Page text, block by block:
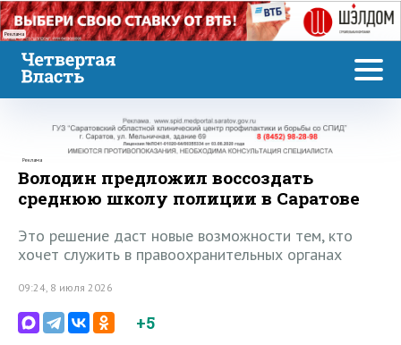
Реклама
Реклама
Володин предложил воссоздать
среднюю школу полиции в Саратове
Это решение даст новые возможности тем, кто
хочет служить в правоохранительных органах
09:24, 8 июля 2026
+5